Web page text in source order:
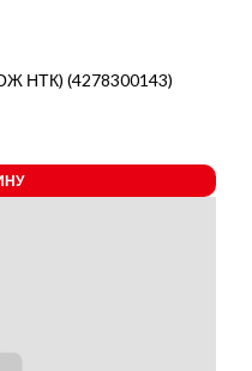
НТК) (4278300143)